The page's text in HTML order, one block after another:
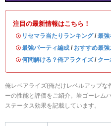
注目の最新情報はこちら！
・ リセマラ当たりランキング/ 最強
・最強パーティ編成 / おすすめ最
・何問解ける？俺アラクイズ/ ク
俺レベアライズ(俺だけレベルアップ
ーの性能と評価をご紹介。岩ゴーレム
ステータス効果を記載しています。